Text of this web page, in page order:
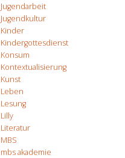
Jugendarbeit
Jugendkultur
Kinder
Kindergottesdienst
Konsum
Kontextualisierung
Kunst
Leben
Lesung
Lilly
Literatur
MBS
mbs akademie